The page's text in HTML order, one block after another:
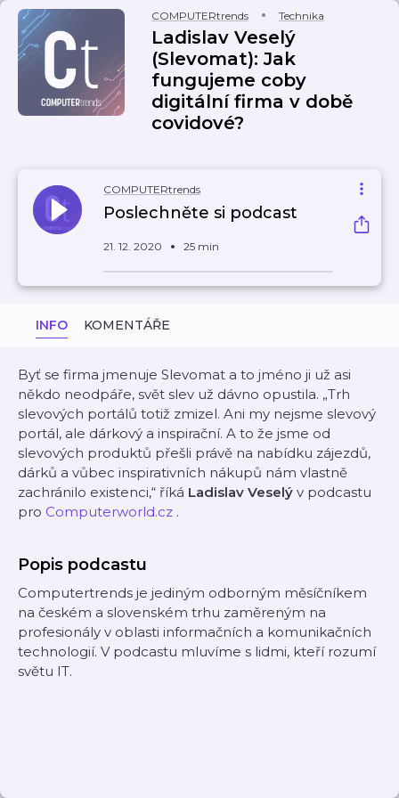
COMPUTERtrends Technika
Ladislav Veselý
(Slevomat): Jak
fungujeme coby
digitální firma v době
covidové?
COMPUTERtrends
Poslechněte si podcast
21. 12. 2020 25 min
INFO KOMENTÁŘE
Byť se firma jmenuje Slevomat a to jméno ji už asi
někdo neodpáře, svět slev už dávno opustila. „Trh
slevových portálů totiž zmizel. Ani my nejsme slevový
portál, ale dárkový a inspirační. A to že jsme od
slevových produktů přešli právě na nabídku zájezdů,
dárků a vůbec inspirativních nákupů nám vlastně
zachránilo existenci,“ říká Ladislav Veselý v podcastu
pro Computerworld.cz .
Popis podcastu
Computertrends je jediným odborným měsíčníkem
na českém a slovenském trhu zaměreným na
profesionály v oblasti informačních a komunikačních
technologií. V podcastu mluvíme s lidmi, kteří rozumí
světu IT.